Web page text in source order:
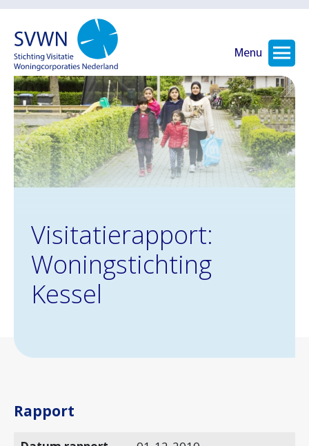
Menu
Visitatierapport:
Woningstichting
Kessel
Rapport